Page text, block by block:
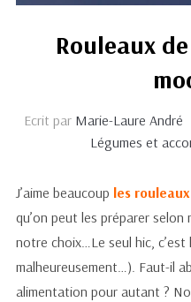
Rouleaux
Ecrit par Marie-Laure André
Légumes et
J’aime beaucoup les
qu’on peut les préparer
notre choix…Le seul hic, c’est
malheureusement…). Faut-il
alimentation pour autant ?